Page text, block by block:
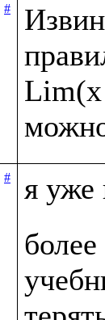
#
Lim(x
#
я уже